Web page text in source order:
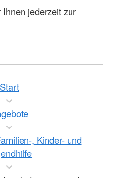
Ihnen jederzeit zur
Start
, Kinder- und